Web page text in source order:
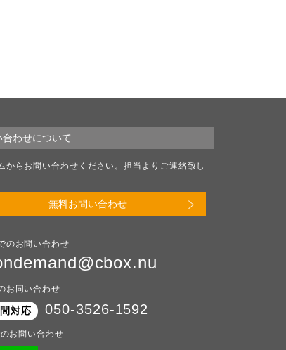
合わせについて
からお問い合わせください。担当よりご連絡致し
無料お問い合わせ
のお問い合わせ
お同い合わせ
対応 050-3526-1592
お問い合わせ